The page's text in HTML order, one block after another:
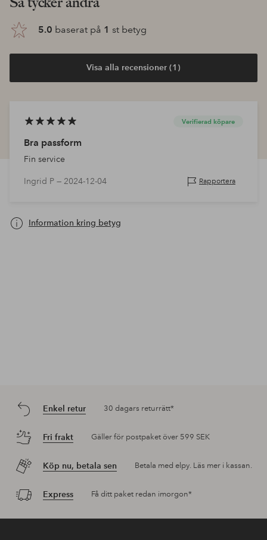
5.0 baserat på 1 st betyg
Visa alla recensioner (1)
Verifierad köpare
Bra passform
Fin service
Ingrid P — 2024-12-04 Rapportera
Information kring betyg
Enkel retur 30 dagars returrätt*
Fri frakt Gäller för postpaket över 599 SEK
Köp nu, betala sen Betala med elpy. Läs mer i kassan.
Express Få ditt paket redan imorgon*